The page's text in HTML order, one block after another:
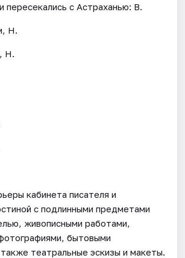
пересекались с Астраханью: В.
Н.
Н.
кабинета писателя и
с подлинными предметами
живописными работами,
бытовыми
театральные эскизы и макеты.